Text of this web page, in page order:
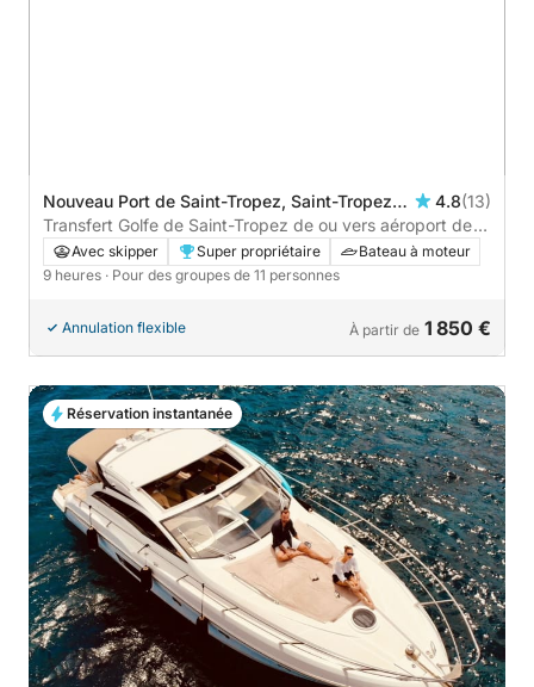
Nouveau Port de Saint-Tropez, Saint-Tropez,
France
4.8(13)
Transfert Golfe de Saint-Tropez de ou vers aéroport de
Nice sur Alena 48 15 mètres
Avec skipper Super propriétaire
Bateau à moteur
9 heures · Pour des groupes de 11 personnes
Annulation flexible À partir de 1 850 €
Réservation instantanée